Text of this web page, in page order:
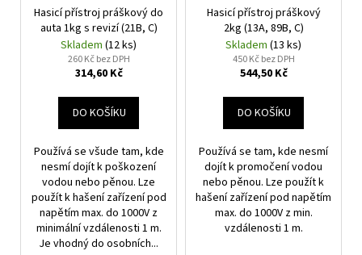
Hasicí přístroj práškový do
auta 1kg s revizí (21B, C)
Skladem (12 ks)
260 Kč bez DPH
314,60 Kč
DO KOŠÍKU
Používá se všude tam, kde
nesmí dojít k poškození
vodou nebo pěnou. Lze
použít k hašení zařízení pod
napětím max. do 1000V z
minimální vzdálenosti 1 m.
Je vhodný do osobních...
Hasicí přístroj práškový
2kg (13A, 89B, C)
Skladem (13 ks)
450 Kč bez DPH
544,50 Kč
DO KOŠÍKU
Používá se tam, kde nesmí
dojít k promočení vodou
nebo pěnou. Lze použít k
hašení zařízení pod napětím
max. do 1000V z min.
vzdálenosti 1 m.